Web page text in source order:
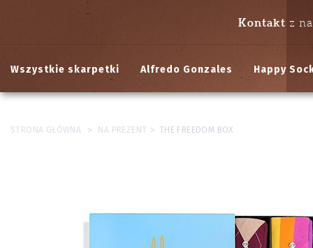
Kontakt z
Wszystkie skarpetki Alfredo Gonzales Happy
STRONA GŁÓWNA > NA PREZENT > THE FREEDOM BOX